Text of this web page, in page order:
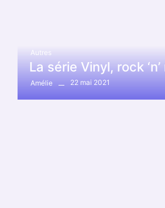
Autres
La série Vinyl, rock
Amélie 22 mai 2021